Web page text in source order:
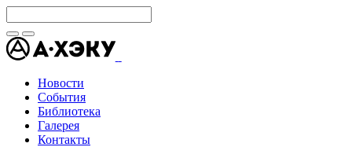
Новости
События
Библиотека
Галерея
Контакты